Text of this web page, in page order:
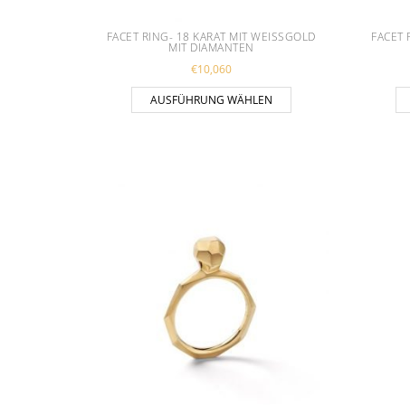
FACET RING- 18 KARAT MIT WEISSGOLD M
IT DIAMANTEN
€10,060
AUSFÜHRUNG WÄHLEN
Dieses Produkt
FACET